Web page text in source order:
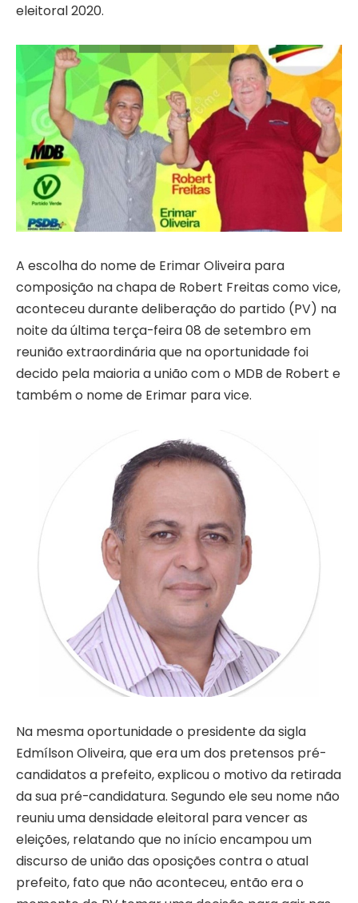
eleitoral 2020.
A escolha do nome de Erimar Oliveira para
composição na chapa de Robert Freitas como vice,
aconteceu durante deliberação do partido (PV) na
noite da última terça-feira 08 de setembro em
reunião extraordinária que na oportunidade foi
decido pela maioria a união com o MDB de Robert e
também o nome de Erimar para vice.
Na mesma oportunidade o presidente da sigla
Edmílson Oliveira, que era um dos pretensos pré-
candidatos a prefeito, explicou o motivo da retirada
da sua pré-candidatura. Segundo ele seu nome não
reuniu uma densidade eleitoral para vencer as
eleições, relatando que no início encampou um
discurso de união das oposições contra o atual
prefeito, fato que não aconteceu, então era o